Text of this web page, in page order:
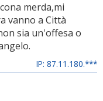
merda,mi
vanno a Città
sia un'offesa o
IP: 87.11.180.***